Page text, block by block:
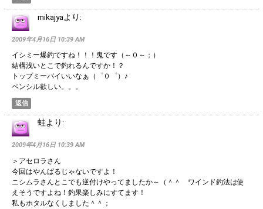
mikajyaより:
2009年4月16日 10:39 AM
イシミー爆釣ですね！！！鬼です（～０～；）
結構浅いとこで釣れるんですか！？
トップミーバイいいなぁ（゜０゜）♪
ペンシル欲しい。。。
返信
蛙より:
2009年4月16日 10:39 AM
＞アセロラさん
今回はやんばるじゃないですよ！
ニシムラさんとこでも逆付けやってましたか～（＾＾ ワインド釣法は使
えそうですよね！釣果楽しみにすてます！
私もホタルなくしました＾＾；